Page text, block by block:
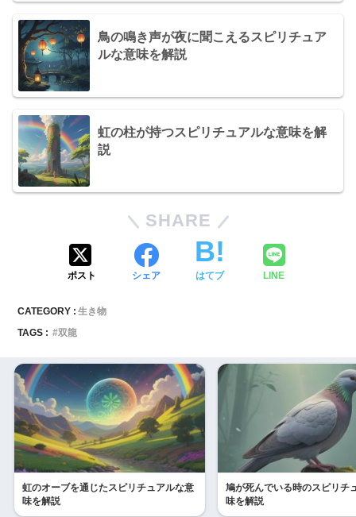
鳥の鳴き声が夜に聞こえるスピリチュア
ルな意味を解説
虹の柱が持つスピリチュアルな意味を解
説
SHARE
ポスト シェア はてブ LINE
CATEGORY : 生き物
TAGS :
双龍
虹のオーブを通じたスピリチュアルな意
味を解説
鳩が死んでいる時のスピリチ
味を解説